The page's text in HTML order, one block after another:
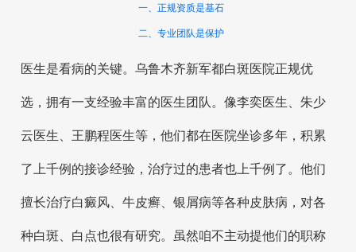
一、正规资质是基石
二、专业团队是保护
医生是看病的关键。乌鲁木齐新军都白斑医院正规优
选，拥有一支经验丰富的医生团队。像李奕医生、朱少
云医生、王鹏程医生等，他们都在医院坐诊多年，积累
了上千例的接诊经验，治疗过的患者也上千例了。他们
擅长治疗白癜风、牛皮癣、银屑病等各种皮肤病，对各
种白斑、白点也很有研究。虽然咱不主动提他们的职称